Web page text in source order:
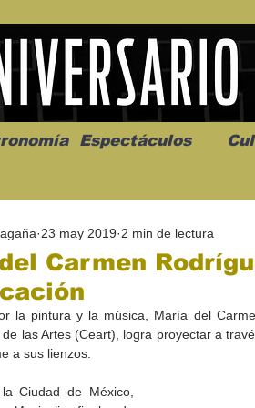
Espectáculos
Carmen
23 may 2019 2 min de lectura
la pintura y la música, María del
las Artes (Ceart), logra proyectar a
a sus lienzos.
Ciudad de México,
abre la
de alto impacto
Celebran el mes
en la Casa de la